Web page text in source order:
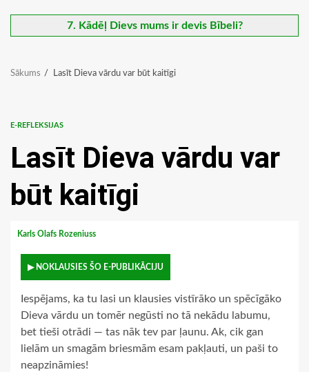
7. Kādēļ Dievs mums ir devis Bībeli?
Sākums Lasīt Dieva vārdu var būt kaitīgi
E-REFLEKSIJAS
Lasīt Dieva vārdu var
būt kaitīgi
Karls Olafs Rozeniuss
▶ NOKLAUSIES ŠO E-PUBLIKĀCIJU
Iespējams, ka tu lasi un klausies vistīrāko un spēcīgāko
Dieva vārdu un tomēr negūsti no tā nekādu labumu,
bet tieši otrādi — tas nāk tev par ļaunu. Ak, cik gan
lielām un smagām briesmām esam pakļauti, un paši to
neapzināmies!